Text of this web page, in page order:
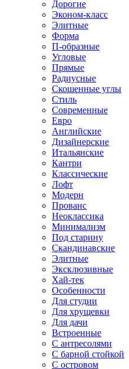
Дорогие
Эконом-класс
Элитные
Форма
П-образные
Угловые
Прямые
Радиусные
Скошенные углы
Стиль
Современные
Евро
Английские
Дизайнерские
Итальянские
Кантри
Классические
Лофт
Модерн
Прованс
Неоклассика
Минимализм
Под старину
Скандинавские
Элитные
Эксклюзивные
Хай-тек
Особенности
Для студии
Для хрущевки
Для дачи
Встроенные
С антресолями
С барной стойкой
С островом